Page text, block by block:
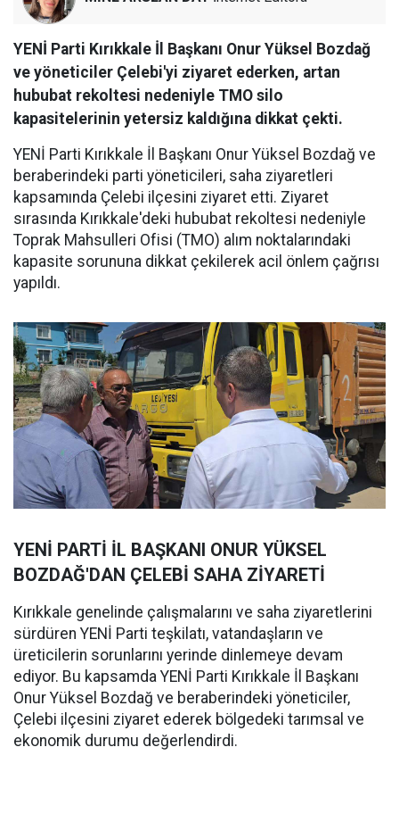
YENİ Parti Kırıkkale İl Başkanı Onur Yüksel Bozdağ
ve yöneticiler Çelebi'yi ziyaret ederken, artan
hububat rekoltesi nedeniyle TMO silo
kapasitelerinin yetersiz kaldığına dikkat çekti.
YENİ Parti Kırıkkale İl Başkanı Onur Yüksel Bozdağ ve
beraberindeki parti yöneticileri, saha ziyaretleri
kapsamında Çelebi ilçesini ziyaret etti. Ziyaret
sırasında Kırıkkale'deki hububat rekoltesi nedeniyle
Toprak Mahsulleri Ofisi (TMO) alım noktalarındaki
kapasite sorununa dikkat çekilerek acil önlem çağrısı
yapıldı.
YENİ PARTİ İL BAŞKANI ONUR YÜKSEL
BOZDAĞ'DAN ÇELEBİ SAHA ZİYARETİ
Kırıkkale genelinde çalışmalarını ve saha ziyaretlerini
sürdüren YENİ Parti teşkilatı, vatandaşların ve
üreticilerin sorunlarını yerinde dinlemeye devam
ediyor. Bu kapsamda YENİ Parti Kırıkkale İl Başkanı
Onur Yüksel Bozdağ ve beraberindeki yöneticiler,
Çelebi ilçesini ziyaret ederek bölgedeki tarımsal ve
ekonomik durumu değerlendirdi.